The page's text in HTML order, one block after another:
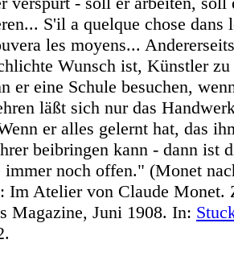
S'il a quelque chose dans
les moyens...
Wunsch ist, Künstler zu
er eine Schule besuchen,
läßt sich nur das
er alles gelernt hat, das
beibringen kann - dann ist
immer noch offen." (Monet
Im Atelier von Claude Monet.
Magazine, Juni 1908. In: